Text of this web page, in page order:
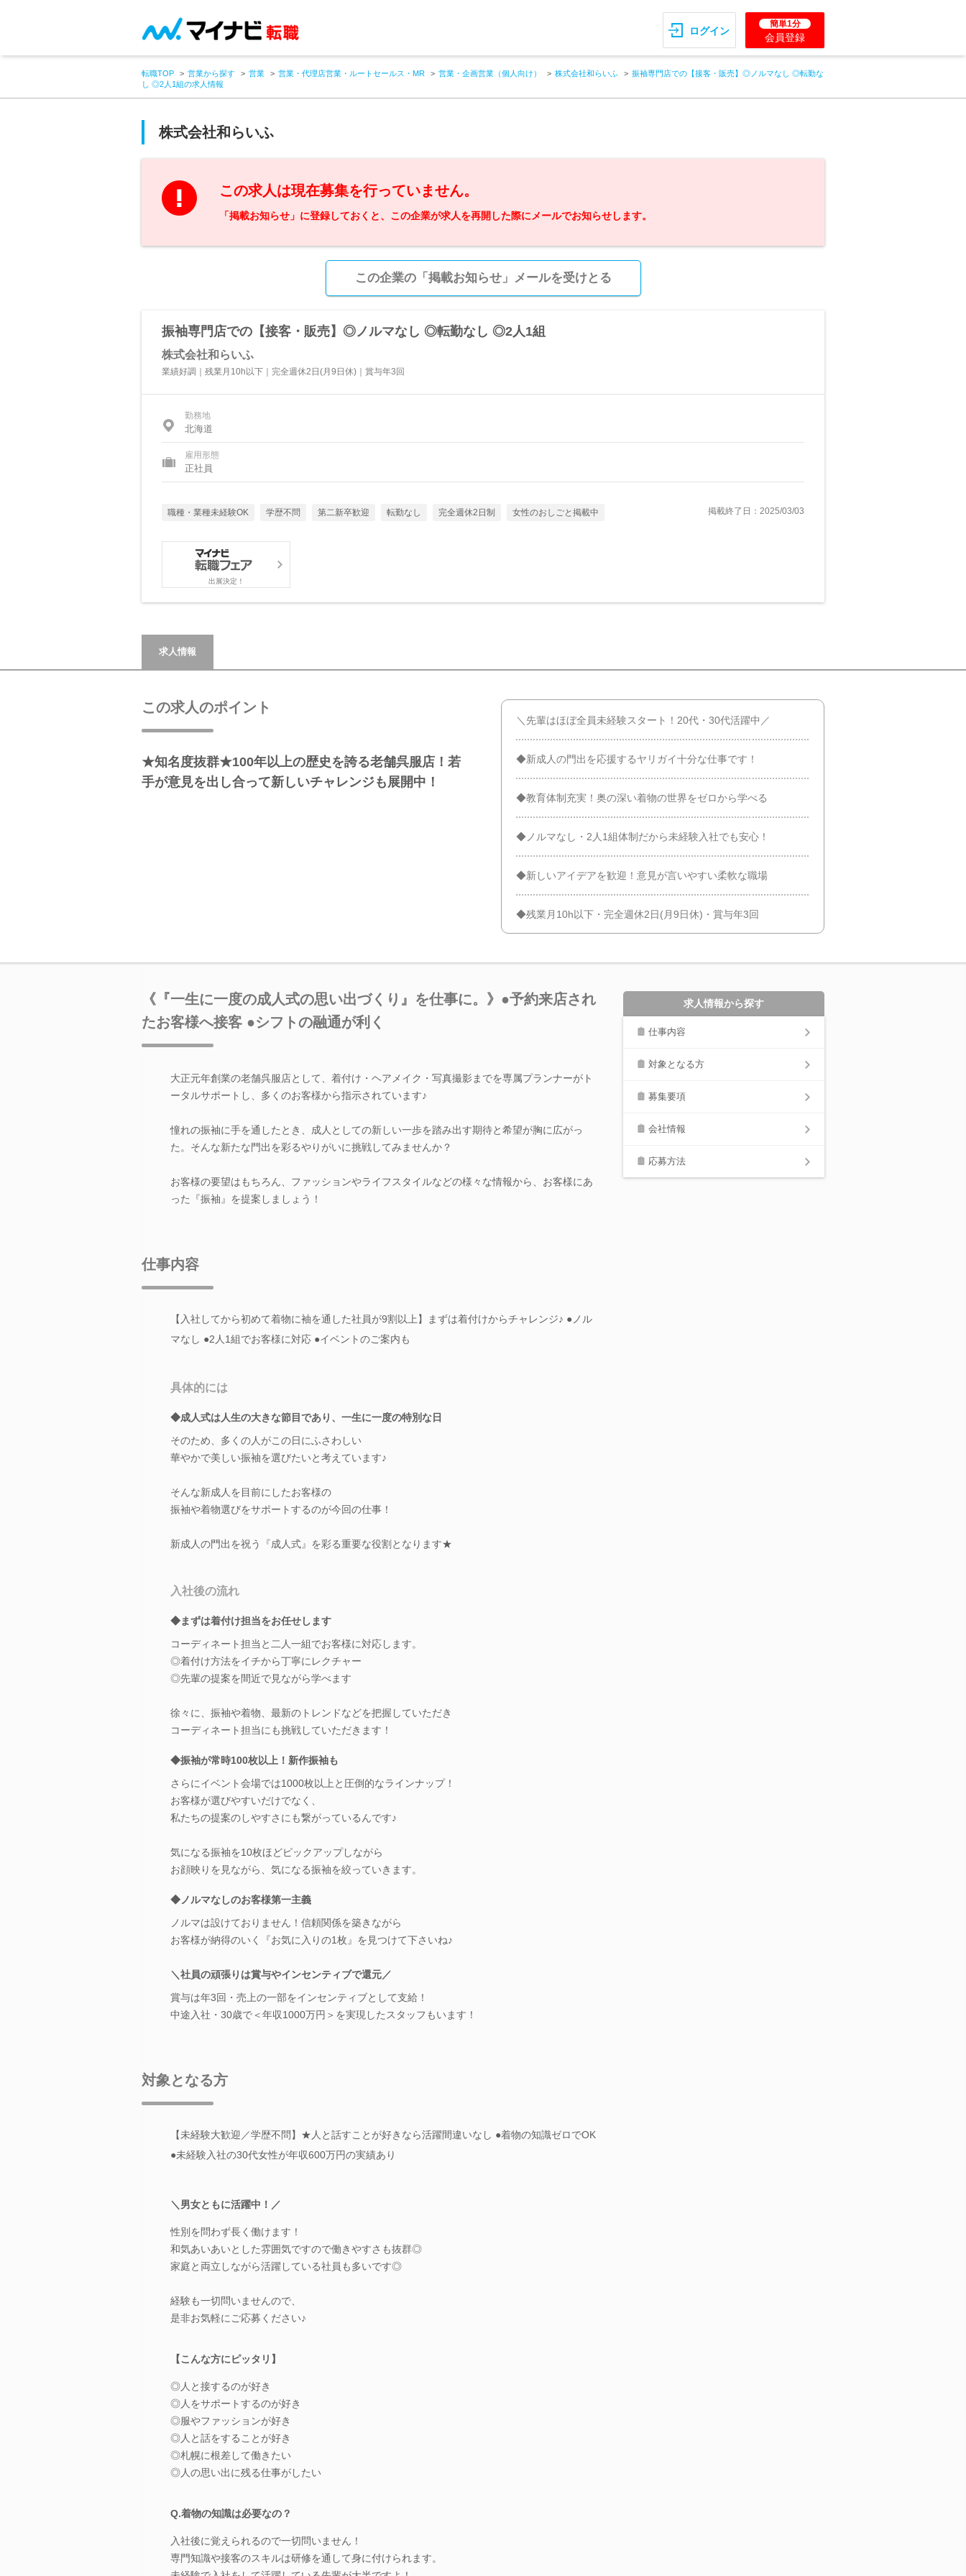
ログイン
簡単1分
会員登録
転職TOP 営業から探す 営業 営業・代理店営業・ルートセールス・MR 営業・企画営業（個人向け） 株式会社和らいふ
振袖専門店での【接客・販売】◎ノルマなし ◎転勤な
し ◎2人1組の求人情報
株式会社和らいふ
この求人は現在募集を行っていません。
「掲載お知らせ」に登録しておくと、この企業が求人を再開した際にメールでお知らせします。
この企業の「掲載お知らせ」メールを受けとる
振袖専門店での【接客・販売】◎ノルマなし ◎転勤なし ◎2人1組
株式会社和らいふ
業績好調｜残業月10h以下｜完全週休2日(月9日休)｜賞与年3回
勤務地
北海道
雇用形態
正社員
職種・業種未経験OK 学歴不問 第二新卒歓迎 転勤なし 完全週休2日制 女性のおしごと掲載中 掲載終了日：2025/03/03
出展決定！
求人情報
この求人のポイント
★知名度抜群★100年以上の歴史を誇る老舗呉服店！若
手が意見を出し合って新しいチャレンジも展開中！
＼先輩はほぼ全員未経験スタート！20代・30代活躍中／
◆新成人の門出を応援するヤリガイ十分な仕事です！
◆教育体制充実！奥の深い着物の世界をゼロから学べる
◆ノルマなし・2人1組体制だから未経験入社でも安心！
◆新しいアイデアを歓迎！意見が言いやすい柔軟な職場
◆残業月10h以下・完全週休2日(月9日休)・賞与年3回
《『一生に一度の成人式の思い出づくり』を仕事に。》●予約来店され
たお客様へ接客 ●シフトの融通が利く
大正元年創業の老舗呉服店として、着付け・ヘアメイク・写真撮影までを専属プランナーがト
ータルサポートし、多くのお客様から指示されています♪
憧れの振袖に手を通したとき、成人としての新しい一歩を踏み出す期待と希望が胸に広がっ
た。そんな新たな門出を彩るやりがいに挑戦してみませんか？
お客様の要望はもちろん、ファッションやライフスタイルなどの様々な情報から、お客様にあ
った『振袖』を提案しましょう！
仕事内容
【入社してから初めて着物に袖を通した社員が9割以上】まずは着付けからチャレンジ♪ ●ノル
マなし ●2人1組でお客様に対応 ●イベントのご案内も
具体的には
◆成人式は人生の大きな節目であり、一生に一度の特別な日
そのため、多くの人がこの日にふさわしい
華やかで美しい振袖を選びたいと考えています♪
そんな新成人を目前にしたお客様の
振袖や着物選びをサポートするのが今回の仕事！
新成人の門出を祝う『成人式』を彩る重要な役割となります★
入社後の流れ
◆まずは着付け担当をお任せします
コーディネート担当と二人一組でお客様に対応します。
◎着付け方法をイチから丁寧にレクチャー
◎先輩の提案を間近で見ながら学べます
徐々に、振袖や着物、最新のトレンドなどを把握していただき
コーディネート担当にも挑戦していただきます！
◆振袖が常時100枚以上！新作振袖も
さらにイベント会場では1000枚以上と圧倒的なラインナップ！
お客様が選びやすいだけでなく、
私たちの提案のしやすさにも繋がっているんです♪
気になる振袖を10枚ほどピックアップしながら
お顔映りを見ながら、気になる振袖を絞っていきます。
◆ノルマなしのお客様第一主義
ノルマは設けておりません！信頼関係を築きながら
お客様が納得のいく『お気に入りの1枚』を見つけて下さいね♪
＼社員の頑張りは賞与やインセンティブで還元／
賞与は年3回・売上の一部をインセンティブとして支給！
中途入社・30歳で＜年収1000万円＞を実現したスタッフもいます！
対象となる方
【未経験大歓迎／学歴不問】★人と話すことが好きなら活躍間違いなし ●着物の知識ゼロでOK
●未経験入社の30代女性が年収600万円の実績あり
＼男女ともに活躍中！／
性別を問わず長く働けます！
和気あいあいとした雰囲気ですので働きやすさも抜群◎
家庭と両立しながら活躍している社員も多いです◎
経験も一切問いませんので、
是非お気軽にご応募ください♪
【こんな方にピッタリ】
◎人と接するのが好き
◎人をサポートするのが好き
◎服やファッションが好き
◎人と話をすることが好き
◎札幌に根差して働きたい
◎人の思い出に残る仕事がしたい
Q.着物の知識は必要なの？
入社後に覚えられるので一切問いません！
専門知識や接客のスキルは研修を通して身に付けられます。
求人情報から探す
仕事内容
対象となる方
募集要項
会社情報
応募方法